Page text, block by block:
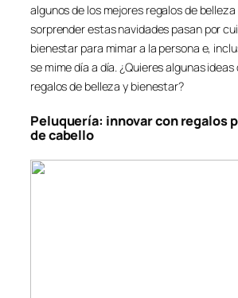
algunos de los mejores regalos de
sorprender estas navidades pasan por
bienestar para mimar a la persona e,
se mime día a día. ¿Quieres algunas
regalos de belleza y bienestar?
Peluquería: innovar con regalos
de cabello